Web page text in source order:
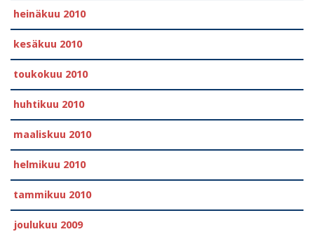
heinäkuu 2010
kesäkuu 2010
toukokuu 2010
huhtikuu 2010
maaliskuu 2010
helmikuu 2010
tammikuu 2010
joulukuu 2009